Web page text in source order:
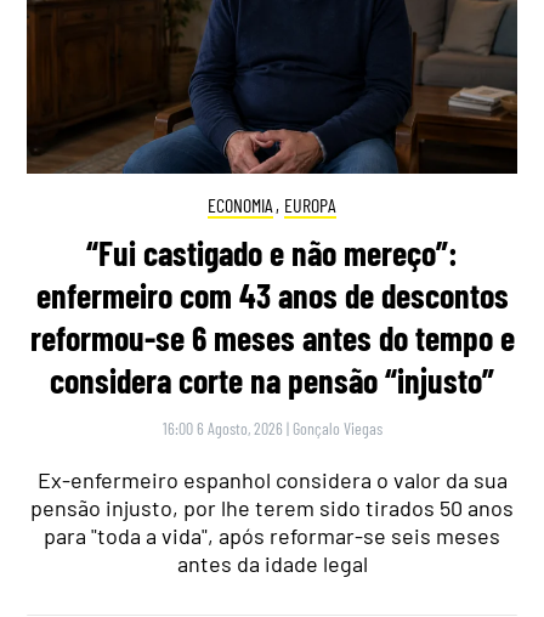
ECONOMIA , EUROPA
“Fui castigado e não mereço”:
enfermeiro com 43 anos de descontos
reformou-se 6 meses antes do tempo e
considera corte na pensão “injusto”
16:00 6 Agosto, 2026 | Gonçalo Viegas
Ex-enfermeiro espanhol considera o valor da sua
pensão injusto, por lhe terem sido tirados 50 anos
para "toda a vida", após reformar-se seis meses
antes da idade legal